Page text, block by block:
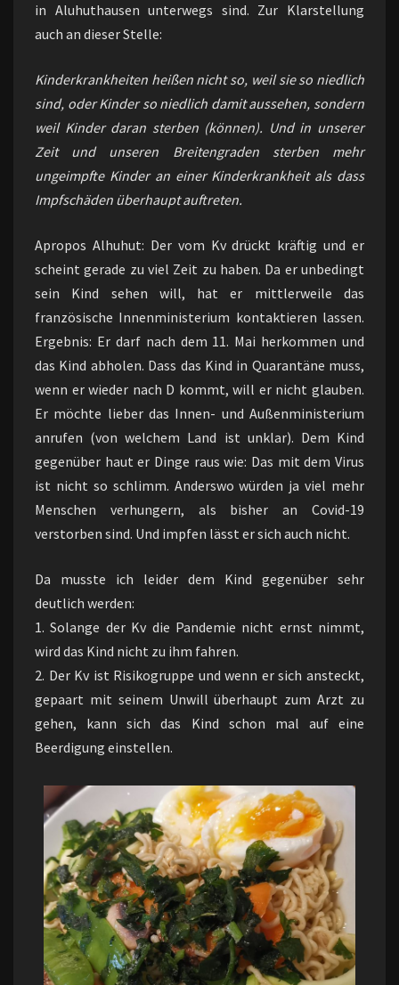
in Aluhuthausen unterwegs sind. Zur Klarstellung
auch an dieser Stelle:
Kinderkrankheiten heißen nicht so, weil sie so niedlich
sind, oder Kinder so niedlich damit aussehen, sondern
weil Kinder daran sterben (können). Und in unserer
Zeit und unseren Breitengraden sterben mehr
ungeimpfte Kinder an einer Kinderkrankheit als dass
Impfschäden überhaupt auftreten.
Apropos Alhuhut: Der vom Kv drückt kräftig und er
scheint gerade zu viel Zeit zu haben. Da er unbedingt
sein Kind sehen will, hat er mittlerweile das
französische Innenministerium kontaktieren lassen.
Ergebnis: Er darf nach dem 11. Mai herkommen und
das Kind abholen. Dass das Kind in Quarantäne muss,
wenn er wieder nach D kommt, will er nicht glauben.
Er möchte lieber das Innen- und Außenministerium
anrufen (von welchem Land ist unklar). Dem Kind
gegenüber haut er Dinge raus wie: Das mit dem Virus
ist nicht so schlimm. Anderswo würden ja viel mehr
Menschen verhungern, als bisher an Covid-19
verstorben sind. Und impfen lässt er sich auch nicht.
Da musste ich leider dem Kind gegenüber sehr
deutlich werden:
1. Solange der Kv die Pandemie nicht ernst nimmt,
wird das Kind nicht zu ihm fahren.
2. Der Kv ist Risikogruppe und wenn er sich ansteckt,
gepaart mit seinem Unwill überhaupt zum Arzt zu
gehen, kann sich das Kind schon mal auf eine
Beerdigung einstellen.